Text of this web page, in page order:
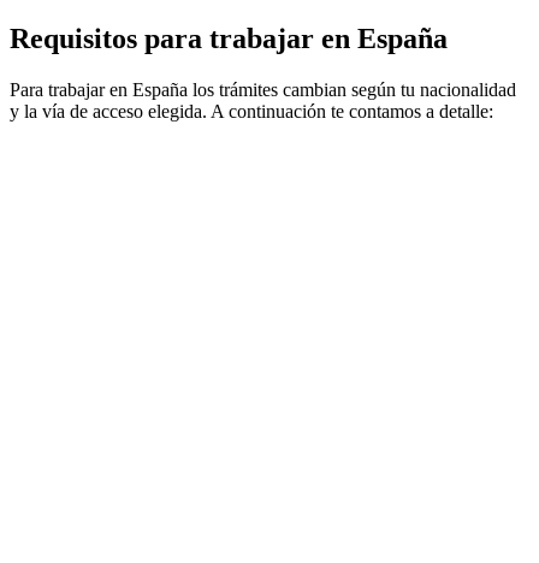
Requisitos para trabajar en España
Para trabajar en España los trámites cambian según tu nacionalidad
y la vía de acceso elegida. A continuación te contamos a detalle: